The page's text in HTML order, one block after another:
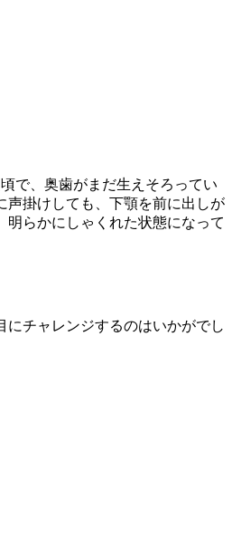
で、奥歯がまだ生えそろってい
声掛けしても、下顎を前に出しが
らかにしゃくれた状態になって
チャレンジするのはいかがでし